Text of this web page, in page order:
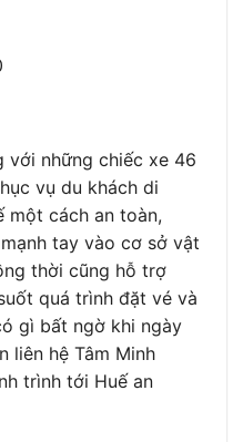
với những chiếc xe 46
vụ du khách di
một cách an toàn,
tay vào cơ sở vật
thời cũng hỗ trợ
quá trình đặt vé và
gì bất ngờ khi ngày
liên hệ Tâm Minh
trình tới Huế an